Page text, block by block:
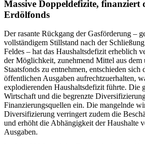
Massive Doppeldefizite, finanziert
Erdölfonds
Der rasante Rückgang der Gasförderung –
vollständigem Stillstand nach der
Feldes – hat das Haushaltsdefizit erheblich
der Möglichkeit, zunehmend Mittel aus dem
Staatsfonds zu entnehmen, entschieden
öffentlichen Ausgaben aufrechtzuerhalten,
explodierenden Haushaltsdefizit führte. Die
Wirtschaft und die begrenzte
Finanzierungsquellen ein. Die mangelnde
Diversifizierung verringert zudem die
und erhöht die Abhängigkeit der Haushalte
Ausgaben.